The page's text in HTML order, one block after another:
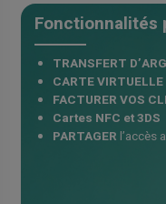
Fonctionnalités
TRANSFERT
CARTE VIRTUELLE
FACTURER VOS
Cartes NFC et 3DS
PARTAGER l’accès